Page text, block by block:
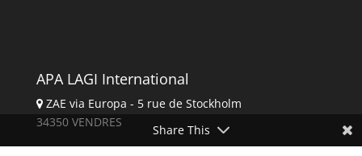
APA LAGI International
ZAE via Europa - 5 rue de Stockholm
34350 VENDRES
04 67 09 98 13
Share This